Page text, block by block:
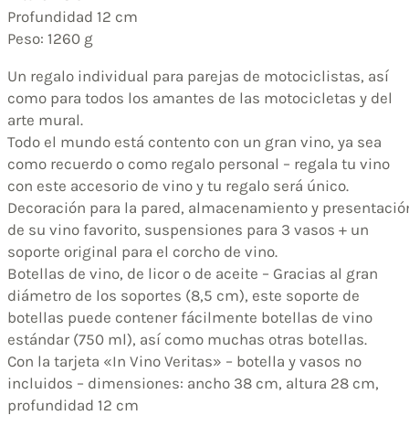
Profundidad 12 cm
Peso: 1260 g
Un regalo individual para parejas de motociclistas, así
como para todos los amantes de las motocicletas y del
arte mural.
Todo el mundo está contento con un gran vino, ya sea
como recuerdo o como regalo personal – regala tu vino
con este accesorio de vino y tu regalo será único.
Decoración para la pared, almacenamiento y
de su vino favorito, suspensiones para 3 vasos + un
soporte original para el corcho de vino.
Botellas de vino, de licor o de aceite – Gracias al gran
diámetro de los soportes (8,5 cm), este soporte de
botellas puede contener fácilmente botellas de vino
estándar (750 ml), así como muchas otras botellas.
Con la tarjeta «In Vino Veritas» – botella y vasos no
incluidos – dimensiones: ancho 38 cm, altura 28 cm,
profundidad 12 cm